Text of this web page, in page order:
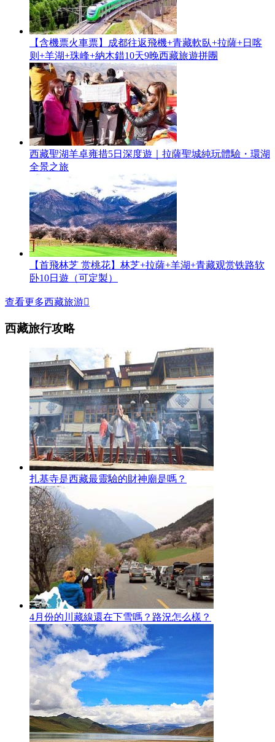
【含機票火車票】成都往返飛機+青藏軟臥+拉薩+日喀
则+羊湖+珠峰+納木錯10天9晚西藏旅遊拼團
西藏聖湖羊卓雍措5日深度遊｜拉薩聖城純玩體驗・環湖
全景之旅
【首飛林芝 赏桃花】林芝+拉薩+羊湖+青藏观赏铁路软
卧10日遊（可定製）
查看更多西藏旅游
西藏旅行攻略
扎基寺是西藏最靈驗的財神廟是嗎？
4月份的川藏線還在下雪嗎？路況怎么樣？